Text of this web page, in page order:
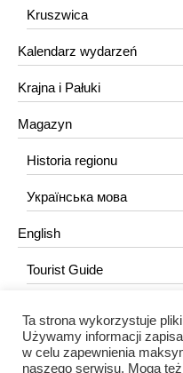
Kruszwica
Kalendarz wydarzeń
Krajna i Pałuki
Magazyn
Historia regionu
Українська мова
English
Tourist Guide
KONTAKT
redakcja@portalkujawski.pl
Ta strona wykorzystuje
Używamy informacji
w celu zapewnienia
naszego serwisu. Mogą